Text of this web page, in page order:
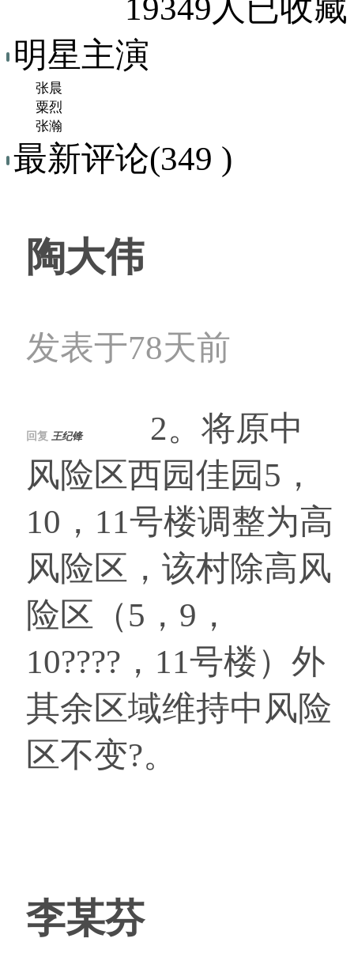
19349人已收藏
明星主演
张晨
粟烈
张瀚
最新评论(349 )
陶大伟
发表于78天前
回复 王纪锋2。将原中
风险区西园佳园5，
10，11号楼调整为高
风险区，该村除高风
险区（5，9，
10????，11号楼）外
其余区域维持中风险
区不变?。
李某芬